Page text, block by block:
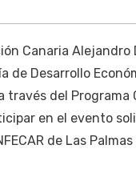
Canaria
de Desarrollo
través del Programa
en el evento
de Las